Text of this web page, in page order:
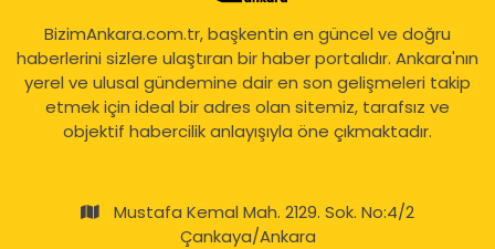
BizimAnkara.com.tr, başkentin en güncel ve doğru
haberlerini sizlere ulaştıran bir haber portalıdır. Ankara'nın
yerel ve ulusal gündemine dair en son gelişmeleri takip
etmek için ideal bir adres olan sitemiz, tarafsız ve
objektif habercilik anlayışıyla öne çıkmaktadır.
Mustafa Kemal Mah. 2129. Sok. No:4/2
Çankaya/Ankara